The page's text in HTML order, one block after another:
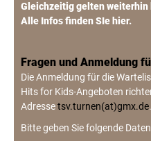
Gleichzeitig gelten weiterhin
Alle Infos finden SIe hier.
Fragen und Anmeldung
Die Anmeldung für die
Hits for Kids-Angeboten
Adressetsv.turnen(at)gmx.de.
Bitte geben Sie folgende